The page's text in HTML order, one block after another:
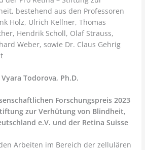
bestehend aus den Professoren
Holz, Ulrich Kellner, Thomas
Hendrik Scholl, Olaf Strauss,
Weber, sowie Dr. Claus Gehrig
Vyara Todorova, Ph.D.
Forschungspreis 2023
zur Verhütung von Blindheit,
e.V. und der Retina Suisse
Arbeiten im Bereich der zellulären